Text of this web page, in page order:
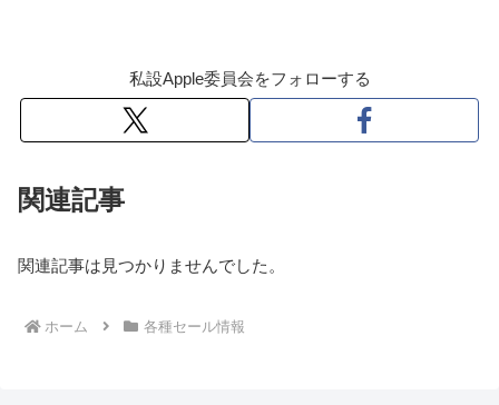
私設Apple委員会をフォローする
関連記事
関連記事は見つかりませんでした。
ホーム 各種セール情報